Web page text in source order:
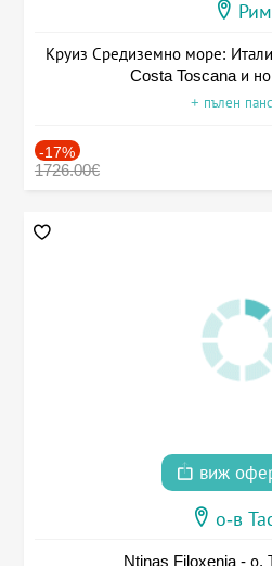
Рим
Круиз Средиземно море:
Costa Toscana и
+ пълен
-17%
1726.00€
виж
о-в
Ntinas Filoxenia - о.